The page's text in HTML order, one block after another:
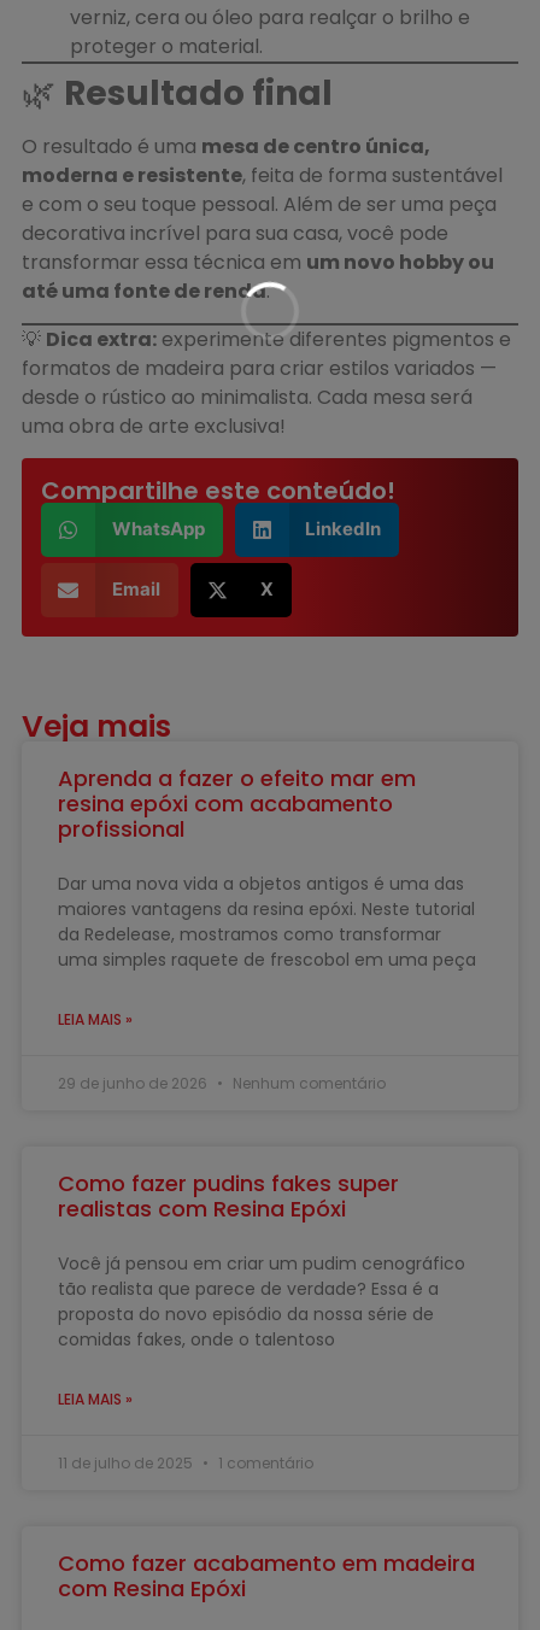
verniz, cera ou óleo para realçar o brilho e
proteger o material.
🌿 Resultado final
O resultado é uma mesa de centro única,
moderna e resistente, feita de forma sustentável
e com o seu toque pessoal. Além de ser uma peça
decorativa incrível para sua casa, você pode
transformar essa técnica em um novo hobby ou
até uma fonte de renda.
💡 Dica extra:experimente diferentes pigmentos e
formatos de madeira para criar estilos variados —
desde o rústico ao minimalista. Cada mesa será
uma obra de arte exclusiva!
Compartilhe este conteúdo!
WhatsApp LinkedIn
Email X
Veja mais
Aprenda a fazer o efeito mar em
resina epóxi com acabamento
profissional
Dar uma nova vida a objetos antigos é uma das
maiores vantagens da resina epóxi. Neste tutorial
da Redelease, mostramos como transformar
uma simples raquete de frescobol em uma peça
LEIA MAIS »
29 de junho de 2026 Nenhum comentário
Como fazer pudins fakes super
realistas com Resina Epóxi
Você já pensou em criar um pudim cenográfico
tão realista que parece de verdade? Essa é a
proposta do novo episódio da nossa série de
comidas fakes, onde o talentoso
LEIA MAIS »
11 de julho de 2025 1 comentário
Como fazer acabamento em madeira
com Resina Epóxi